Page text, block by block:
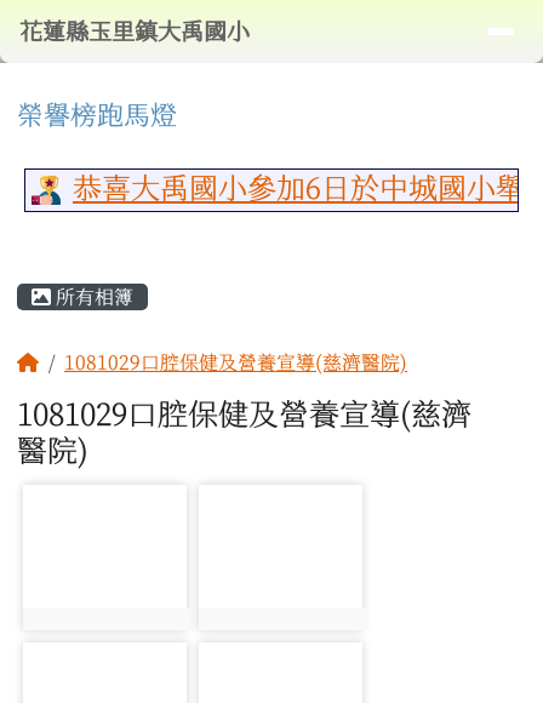
花蓮縣玉里鎮大禹國小
導覽列
花蓮縣玉里鎮大禹國小
上中區域內容
榮譽榜跑馬燈
恭喜大禹國小參加6日於中城國小舉
所有相簿
回首頁1081029口腔保健及營養宣導(慈濟醫院)
1081029口腔保健及營養宣導(慈濟
醫院)